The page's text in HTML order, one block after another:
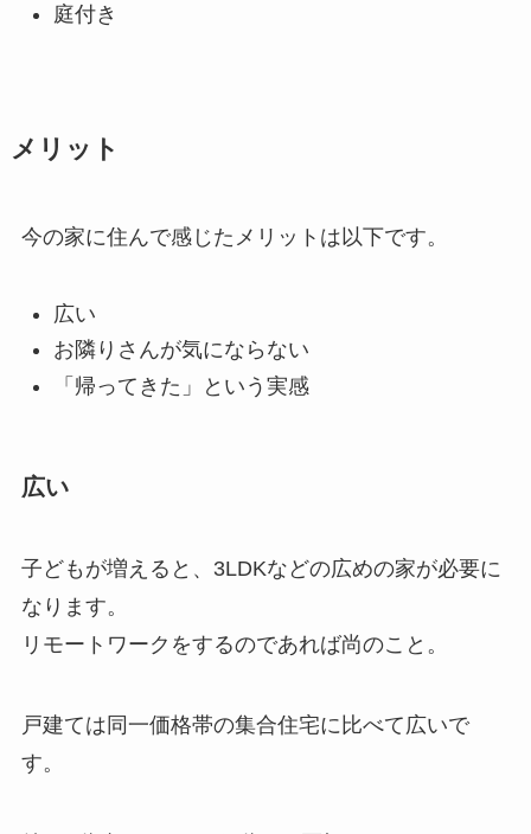
庭付き
メリット
今の家に住んで感じたメリットは以下です。
広い
お隣りさんが気にならない
「帰ってきた」という実感
広い
子どもが増えると、3LDKなどの広めの家が必要に
なります。
リモートワークをするのであれば尚のこと。
戸建ては同一価格帯の集合住宅に比べて広いで
す。